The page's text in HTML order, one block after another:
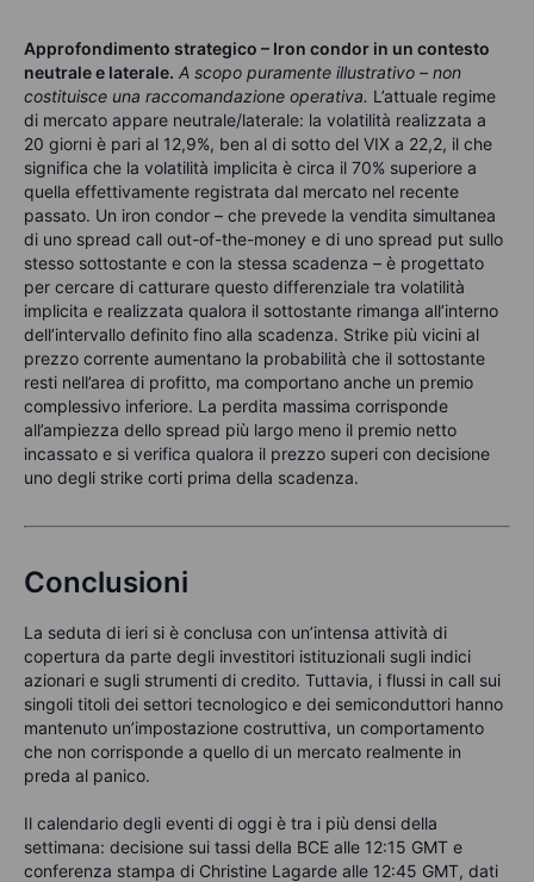
Approfondimento strategico – Iron condor in un contesto
neutrale e laterale. A scopo puramente illustrativo – non
costituisce una raccomandazione operativa. L’attuale regime
di mercato appare neutrale/laterale: la volatilità realizzata a
20 giorni è pari al 12,9%, ben al di sotto del VIX a 22,2, il che
significa che la volatilità implicita è circa il 70% superiore a
quella effettivamente registrata dal mercato nel recente
passato. Un iron condor – che prevede la vendita simultanea
di uno spread call out-of-the-money e di uno spread put sullo
stesso sottostante e con la stessa scadenza – è progettato
per cercare di catturare questo differenziale tra volatilità
implicita e realizzata qualora il sottostante rimanga all’interno
dell’intervallo definito fino alla scadenza. Strike più vicini al
prezzo corrente aumentano la probabilità che il sottostante
resti nell’area di profitto, ma comportano anche un premio
complessivo inferiore. La perdita massima corrisponde
all’ampiezza dello spread più largo meno il premio netto
incassato e si verifica qualora il prezzo superi con decisione
uno degli strike corti prima della scadenza.
Conclusioni
La seduta di ieri si è conclusa con un’intensa attività di
copertura da parte degli investitori istituzionali sugli indici
azionari e sugli strumenti di credito. Tuttavia, i flussi in call sui
singoli titoli dei settori tecnologico e dei semiconduttori hanno
mantenuto un’impostazione costruttiva, un comportamento
che non corrisponde a quello di un mercato realmente in
preda al panico.
Il calendario degli eventi di oggi è tra i più densi della
settimana: decisione sui tassi della BCE alle 12:15 GMT e
conferenza stampa di Christine Lagarde alle 12:45 GMT, dati